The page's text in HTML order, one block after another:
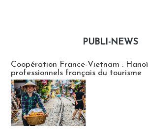
PUBLI-NEWS
Coopération France-Vietnam :
professionnels français du tourisme